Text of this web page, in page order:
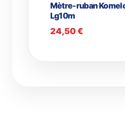
Mètre-ruban
Lg10m
24,50€